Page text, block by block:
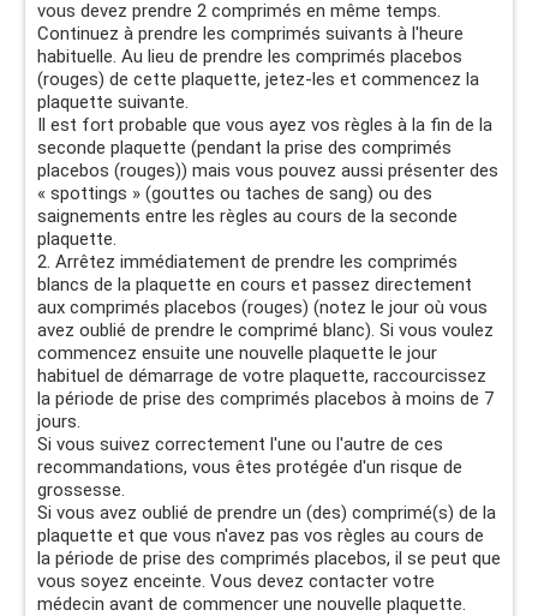
vous devez prendre 2 comprimés en même temps.
Continuez à prendre les comprimés suivants à l'heure
habituelle. Au lieu de prendre les comprimés placebos
(rouges) de cette plaquette, jetez-les et commencez la
plaquette suivante.
Il est fort probable que vous ayez vos règles à la fin de la
seconde plaquette (pendant la prise des comprimés
placebos (rouges)) mais vous pouvez aussi présenter des
« spottings » (gouttes ou taches de sang) ou des
saignements entre les règles au cours de la seconde
plaquette.
2. Arrêtez immédiatement de prendre les comprimés
blancs de la plaquette en cours et passez directement
aux comprimés placebos (rouges) (notez le jour où vous
avez oublié de prendre le comprimé blanc). Si vous voulez
commencez ensuite une nouvelle plaquette le jour
habituel de démarrage de votre plaquette, raccourcissez
la période de prise des comprimés placebos à moins de 7
jours.
Si vous suivez correctement l'une ou l'autre de ces
recommandations, vous êtes protégée d'un risque de
grossesse.
Si vous avez oublié de prendre un (des) comprimé(s) de la
plaquette et que vous n'avez pas vos règles au cours de
la période de prise des comprimés placebos, il se peut que
vous soyez enceinte. Vous devez contacter votre
médecin avant de commencer une nouvelle plaquette.